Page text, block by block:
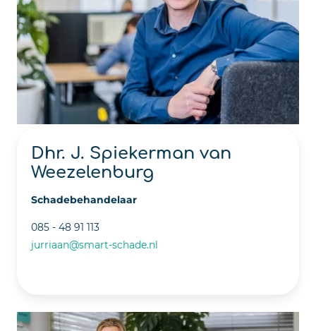
Dhr. J. Spiekerman van
Weezelenburg
Schadebehandelaar
085 - 48 91 113
jurriaan@smart-schade.nl